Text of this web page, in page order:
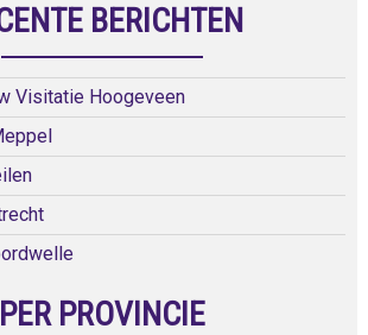
BERICHTEN
Visitatie Hoogeveen
PER PROVINCIE